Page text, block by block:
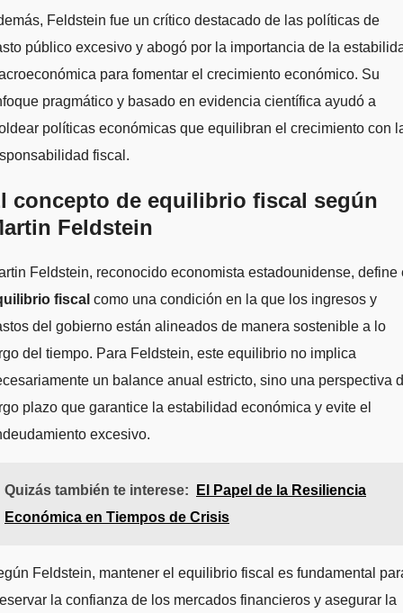
Feldstein fue un crítico destacado de las políticas de
público excesivo y abogó por la importancia de la
para fomentar el crecimiento económico. Su
pragmático y basado en evidencia científica ayudó a
políticas económicas que equilibran el crecimiento con
fiscal.
concepto de equilibrio fiscal según
Feldstein
Feldstein, reconocido economista estadounidense, define
fiscal como una condición en la que los ingresos y
del gobierno están alineados de manera sostenible a lo
del tiempo. Para Feldstein, este equilibrio no implica
un balance anual estricto, sino una perspectiva
plazo que garantice la estabilidad económica y evite el
excesivo.
Quizás también te interese:
El Papel de la Resiliencia
Económica en Tiempos de Crisis
Feldstein, mantener el equilibrio fiscal es fundamental
la confianza de los mercados financieros y asegurar la